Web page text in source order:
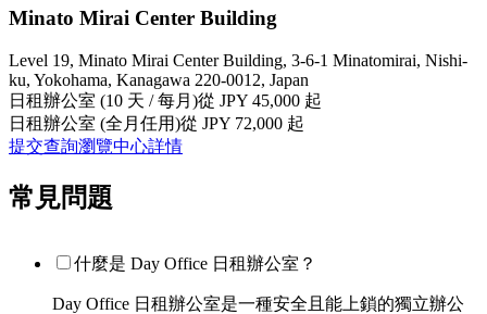
Minato Mirai Center Building
Level 19, Minato Mirai Center Building, 3-6-1 Minatomirai, Nishi-
ku, Yokohama, Kanagawa 220-0012, Japan
日租辦公室 (10 天 / 每月)從 JPY 45,000 起
日租辦公室 (全月任用)從 JPY 72,000 起
提交查詢瀏覽中心詳情
常見問題
什麼是 Day Office 日租辦公室？
Day Office 日租辦公室是一種安全且能上鎖的獨立辦公